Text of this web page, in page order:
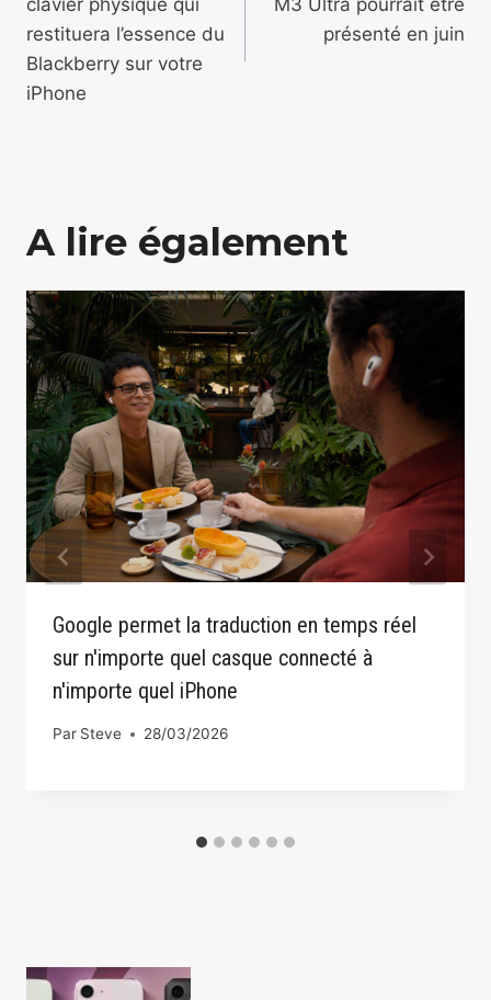
l’article
restituera l’essence du
Blackberry sur votre
iPhone
présenté en juin
A lire également
Google permet la traduction en temps réel
sur n'importe quel casque connecté à
n'importe quel iPhone
Par Steve 28/03/2026